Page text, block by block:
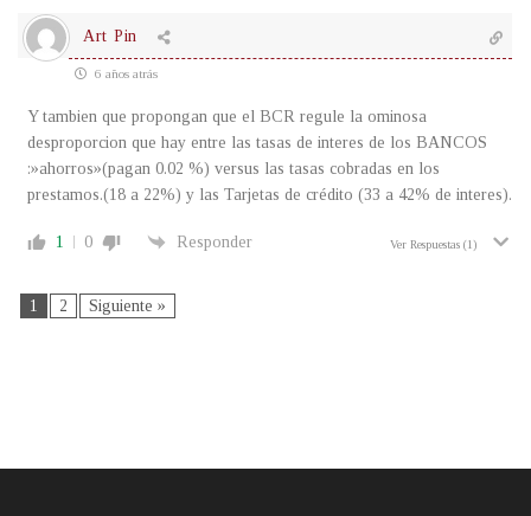
Art Pin
6 años atrás
Y tambien que propongan que el BCR regule la ominosa
desproporcion que hay entre las tasas de interes de los BANCOS
:»ahorros»(pagan 0.02 %) versus las tasas cobradas en los
prestamos.(18 a 22%) y las Tarjetas de crédito (33 a 42% de interes).
1 0 Responder Ver Respuestas (1)
1 2 Siguiente »